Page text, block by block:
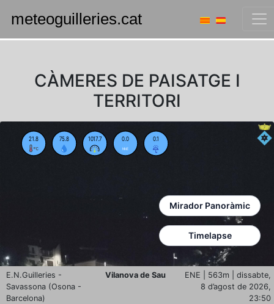
CÀMERES DE PAISATGE I
TERRITORI
Mirador Panoràmic
Timelapse
`;
21.8 75.8 1017.7 0.0
NNE
0.1
E.N.Guilleries -
Savassona (Osona -
Barcelona)
Vilanova de Sau
ENE | 563m | dissabte,
8 d’agost de 2026,
23:50